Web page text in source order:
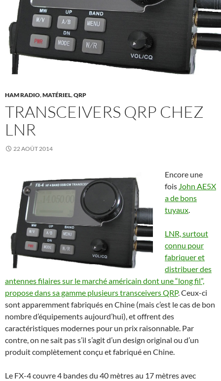
HAM RADIO,MATÉRIEL,QRP
TRANSCEIVERS QRP CHEZ
LNR
22 AOÛT 2014
Encore une
fois John AE5X
a de bons
tuyaux.
LNR, surtout
connu pour
fabriquer et
distribuer des
antennes filaires sur le marché américain dont une “long fil”,
propose dans sa gamme plusieurs transceivers QRP. Ceux-ci
sont apparemment fabriqués en Chine (mais c’est le cas de bon
nombre d’équipements aujourd’hui), et offrent des
caractéristiques modernes pour un prix raisonnable. Par
contre, on ne sait pas s’il s’agit d’un design original ou d’un
produit complètement conçu et fabriqué en Chine.
Le FX-4 couvre 4 bandes du 40 mètres au 17 mètres avec